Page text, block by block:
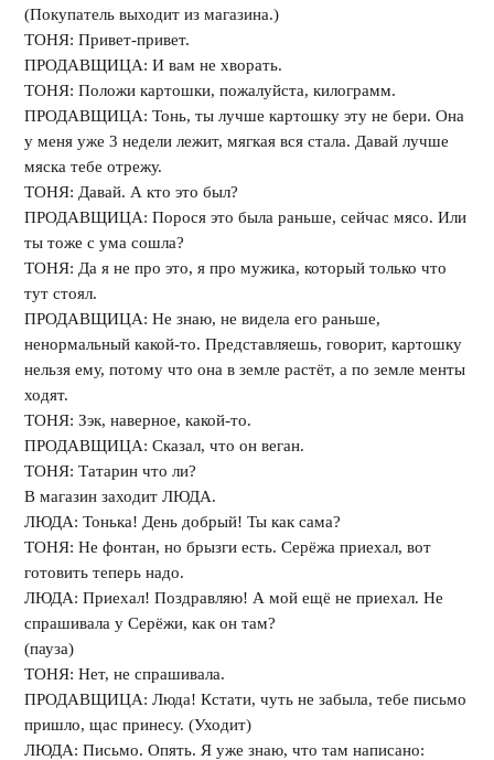
(Покупатель выходит из магазина.)
ТОНЯ: Привет-привет.
ПРОДАВЩИЦА: И вам не хворать.
ТОНЯ: Положи картошки, пожалуйста, килограмм.
ПРОДАВЩИЦА: Тонь, ты лучше картошку эту не бери. Она
у меня уже 3 недели лежит, мягкая вся стала. Давай лучше
мяска тебе отрежу.
ТОНЯ: Давай. А кто это был?
ПРОДАВЩИЦА: Порося это была раньше, сейчас мясо. Или
ты тоже с ума сошла?
ТОНЯ: Да я не про это, я про мужика, который только что
тут стоял.
ПРОДАВЩИЦА: Не знаю, не видела его раньше,
ненормальный какой-то. Представляешь, говорит, картошку
нельзя ему, потому что она в земле растёт, а по земле менты
ходят.
ТОНЯ: Зэк, наверное, какой-то.
ПРОДАВЩИЦА: Сказал, что он веган.
ТОНЯ: Татарин что ли?
В магазин заходит ЛЮДА.
ЛЮДА: Тонька! День добрый! Ты как сама?
ТОНЯ: Не фонтан, но брызги есть. Серёжа приехал, вот
готовить теперь надо.
ЛЮДА: Приехал! Поздравляю! А мой ещё не приехал. Не
спрашивала у Серёжи, как он там?
(пауза)
ТОНЯ: Нет, не спрашивала.
ПРОДАВЩИЦА: Люда! Кстати, чуть не забыла, тебе письмо
пришло, щас принесу. (Уходит)
ЛЮДА: Письмо. Опять. Я уже знаю, что там написано: